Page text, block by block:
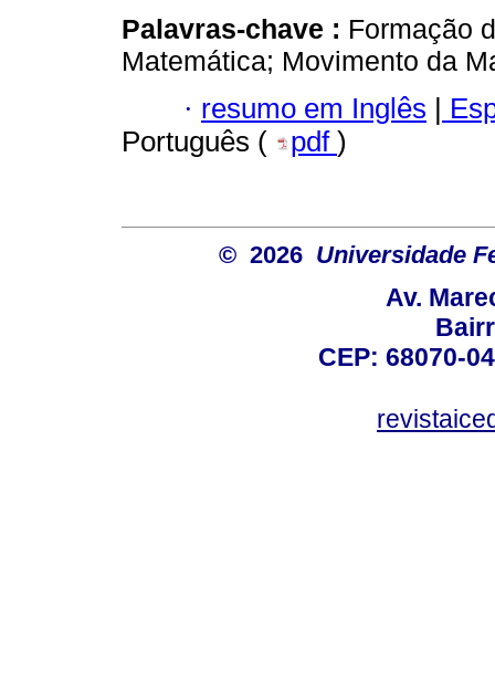
Palavras-chave : Formação
Matemática; Movimento da
· resumo em Inglês |
Português (
pdf )
© 2026 Universidade
Av.
CEP: 68070-